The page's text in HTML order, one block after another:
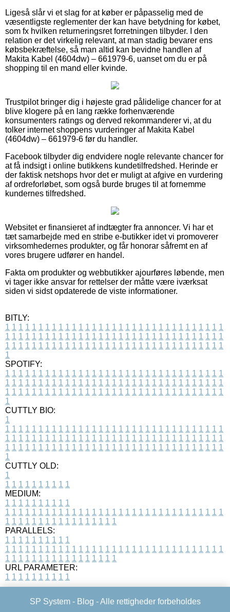
Ligeså slår vi et slag for at køber er påpasselig med de
væsentligste reglementer der kan have betydning for købet,
som fx hvilken returneringsret forretningen tilbyder. I den
relation er det virkelig relevant, at man stadig bevarer ens
købsbekræftelse, så man altid kan bevidne handlen af
Makita Kabel (4604dw) – 661979-6, uanset om du er på
shopping til en mand eller kvinde.
Trustpilot bringer dig i højeste grad pålidelige chancer for at
blive klogere på en lang række forhenværende
konsumenters ratings og derved rekommanderer vi, at du
tolker internet shoppens vurderinger af Makita Kabel
(4604dw) – 661979-6 før du handler.
Facebook tilbyder dig endvidere nogle relevante chancer for
at få indsigt i online butikkens kundetilfredshed. Herinde er
der faktisk netshops hvor det er muligt at afgive en vurdering
af ordreforløbet, som også burde bruges til at fornemme
kundernes tilfredshed.
Websitet er finansieret af indtægter fra annoncer. Vi har et
tæt samarbejde med en stribe e-butikker idet vi promoverer
virksomhedernes produkter, og får honorar såfremt en af
vores brugere udfører en handel.
Fakta om produkter og webbutikker ajourføres løbende, men
vi tager ikke ansvar for rettelser der måtte være iværksat
siden vi sidst opdaterede de viste informationer.
BITLY:
1 1 1 1 1 1 1 1 1 1 1 1 1 1 1 1 1 1 1 1 1 1 1 1 1 1 1 1 1 1 1 1 1
1 1 1 1 1 1 1 1 1 1 1 1 1 1 1 1 1 1 1 1 1 1 1 1 1 1 1 1 1 1 1 1 1
1 1 1 1 1 1 1 1 1 1 1 1 1 1 1 1 1 1 1 1 1 1 1 1 1 1 1 1 1 1 1 1 1
1
SPOTIFY:
1 1 1 1 1 1 1 1 1 1 1 1 1 1 1 1 1 1 1 1 1 1 1 1 1 1 1 1 1 1 1 1 1
1 1 1 1 1 1 1 1 1 1 1 1 1 1 1 1 1 1 1 1 1 1 1 1 1 1 1 1 1 1 1 1 1
1 1 1 1 1 1 1 1 1 1 1 1 1 1 1 1 1 1 1 1 1 1 1 1 1 1 1 1 1 1 1 1 1
1
CUTTLY BIO:
1
1 1 1 1 1 1 1 1 1 1 1 1 1 1 1 1 1 1 1 1 1 1 1 1 1 1 1 1 1 1 1 1 1
1 1 1 1 1 1 1 1 1 1 1 1 1 1 1 1 1 1 1 1 1 1 1 1 1 1 1 1 1 1 1 1 1
1 1 1 1 1 1 1 1 1 1 1 1 1 1 1 1 1 1 1 1 1 1 1 1 1 1 1 1 1 1 1 1 1
1
CUTTLY OLD:
1
1 1 1 1 1 1 1 1 1 1
MEDIUM:
1 1 1 1 1 1 1 1 1 1
1 1 1 1 1 1 1 1 1 1 1 1 1 1 1 1 1 1 1 1 1 1 1 1 1 1 1 1 1 1 1 1 1
1 1 1 1 1 1 1 1 1 1 1 1 1 1 1 1 1
PARALLELS:
1 1 1 1 1 1 1 1 1 1
1 1 1 1 1 1 1 1 1 1 1 1 1 1 1 1 1 1 1 1 1 1 1 1 1 1 1 1 1 1 1 1 1
1 1 1 1 1 1 1 1 1 1 1 1 1 1 1 1 1
URL PARAMETER:
1 1 1 1 1 1 1 1 1 1
SP System - Blog - Alle rettigheder forbeholdes